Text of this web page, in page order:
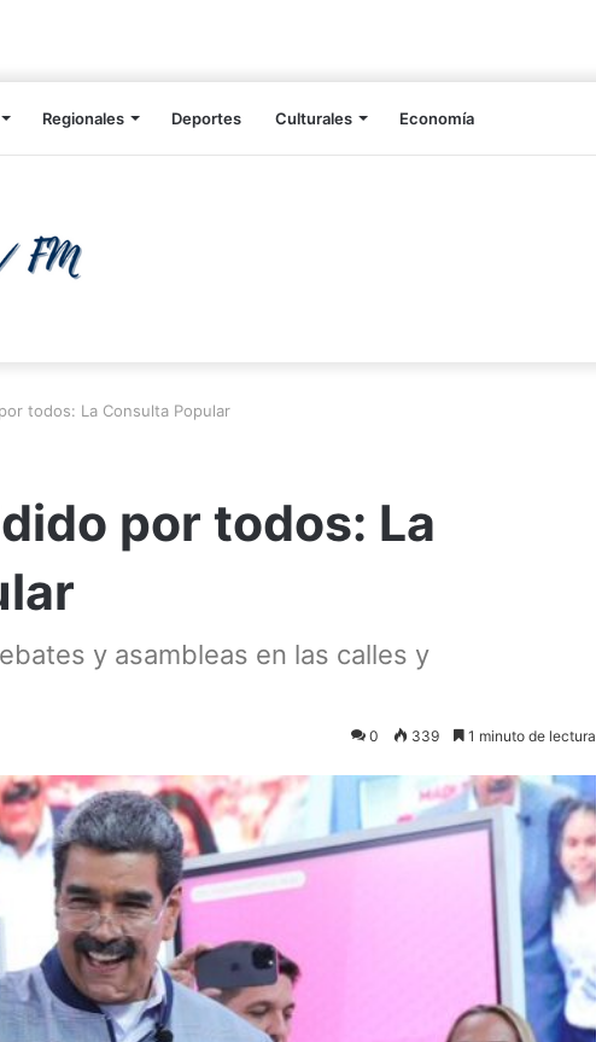
Regionales Deportes Culturales Economía
todos: La Consulta Popular
por todos: La
y asambleas en las calles y
0 339 1 minuto de lectura